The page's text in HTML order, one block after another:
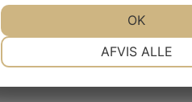
AFVIS ALLE
OK